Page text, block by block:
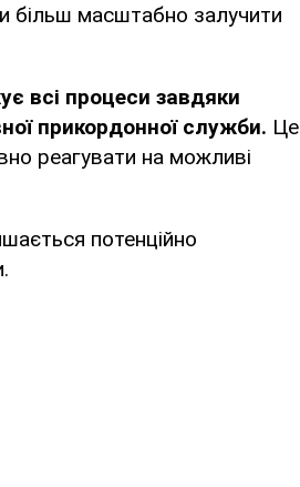
більш масштабно залучити
всі процеси завдяки
прикордонної служби. Це
реагувати на можливі
потенційно